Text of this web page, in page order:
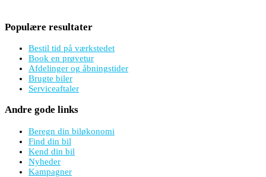
Populære resultater
Bestil tid på værkstedet
Book en prøvetur
Afdelinger og åbningstider
Brugte biler
Serviceaftaler
Andre gode links
Beregn din biløkonomi
Find din bil
Kend din bil
Nyheder
Kampagner